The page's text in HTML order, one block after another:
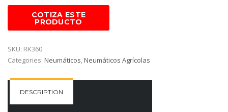
SKU: RK360
Categories: Neumáticos,Neumáticos Agrícolas
DESCRIPTION